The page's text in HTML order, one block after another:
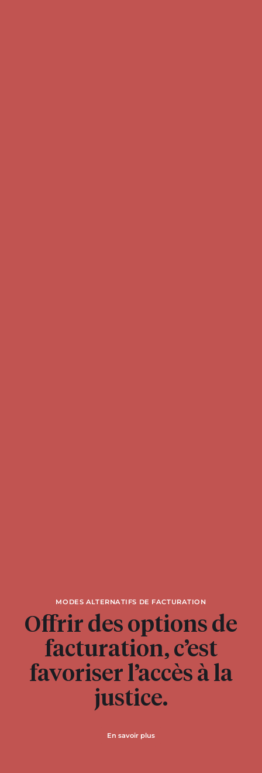
MODES ALTERNATIFS DE FACTURATION
Offrir des options de
facturation, c’est
favoriser l’accès à la
justice.
En savoir plus